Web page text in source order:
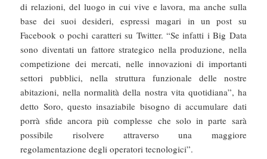
di relazioni, del luogo in cui vive e lavora, ma anche sulla
base dei suoi desideri, espressi magari in un post su
Facebook o pochi caratteri su Twitter. “Se infatti i Big Data
sono diventati un fattore strategico nella produzione, nella
competizione dei mercati, nelle innovazioni di importanti
settori pubblici, nella struttura funzionale delle nostre
abitazioni, nella normalità della nostra vita quotidiana”, ha
detto Soro, questo insaziabile bisogno di accumulare dati
porrà sfide ancora più complesse che solo in parte sarà
possibile risolvere attraverso una maggiore
regolamentazione degli operatori tecnologici”.